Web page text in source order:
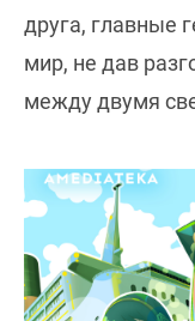
друга, главные
мир, не дав
между двумя